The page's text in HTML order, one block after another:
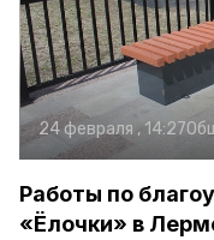
24 февраля , 14:27
Работы по
«Ёлочки» в